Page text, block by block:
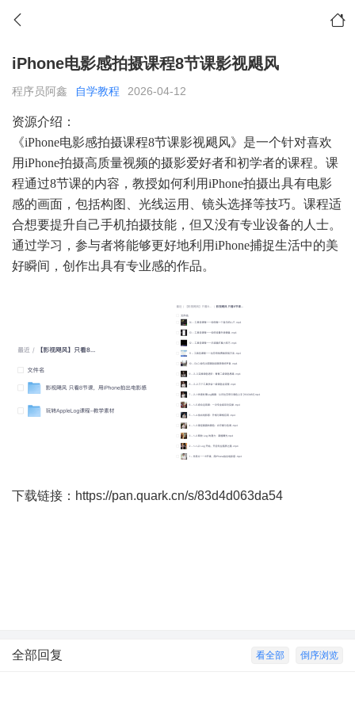
iPhone电影感拍摄课程8节课影视飓风
程序员阿鑫 自学教程 2026-04-12
资源介绍：
《iPhone电影感拍摄课程8节课影视飓风》是一个针对喜欢
用iPhone拍摄高质量视频的摄影爱好者和初学者的课程。课
程通过8节课的内容，教授如何利用iPhone拍摄出具有电影
感的画面，包括构图、光线运用、镜头选择等技巧。课程适
合想要提升自己手机拍摄技能，但又没有专业设备的人士。
通过学习，参与者将能够更好地利用iPhone捕捉生活中的美
好瞬间，创作出具有专业感的作品。
下载链接： https://pan.quark.cn/s/83d4d063da54
倒序浏览
看全部
全部回复